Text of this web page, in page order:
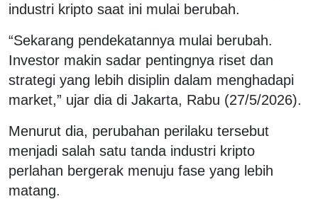
industri kripto saat ini mulai berubah.
“Sekarang pendekatannya mulai berubah.
Investor makin sadar pentingnya riset dan
strategi yang lebih disiplin dalam menghadapi
market,” ujar dia di Jakarta, Rabu (27/5/2026).
Menurut dia, perubahan perilaku tersebut
menjadi salah satu tanda industri kripto
perlahan bergerak menuju fase yang lebih
matang.